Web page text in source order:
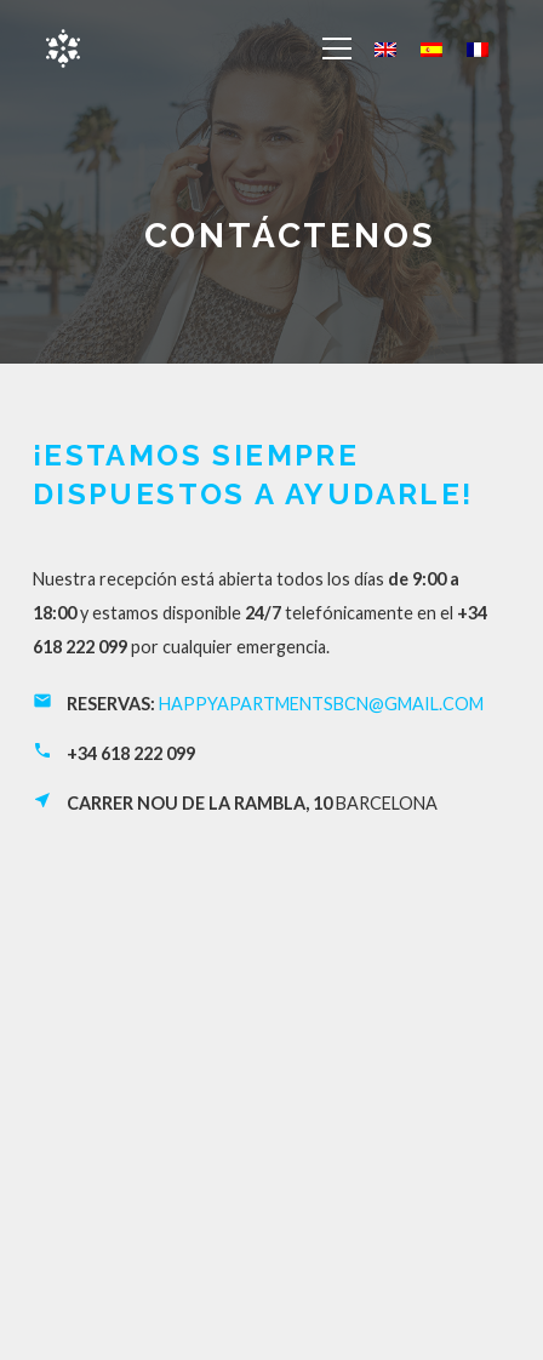
CONTÁCTENOS
¡ESTAMOS SIEMPRE
DISPUESTOS A AYUDARLE!
Nuestra recepción está abierta todos los días de 9:00 a
18:00y estamos disponible24/7telefónicamente en el +34
618 222 099por cualquier emergencia.
email RESERVAS: HAPPYAPARTMENTSBCN@GMAIL.COM
call +34 618 222 099
near_me CARRER NOU DE LA RAMBLA, 10BARCELONA